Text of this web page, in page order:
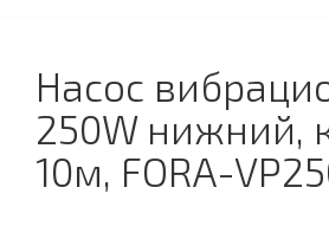
Насос
250W нижний,
10м, FORA-